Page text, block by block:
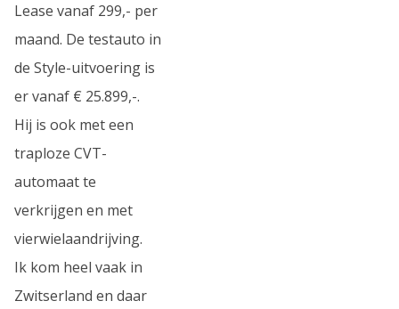
Lease vanaf 299,- per
maand. De testauto in
de Style-uitvoering is
er vanaf € 25.899,-.
Hij is ook met een
traploze CVT-
automaat te
verkrijgen en met
vierwielaandrijving.
Ik kom heel vaak in
Zwitserland en daar